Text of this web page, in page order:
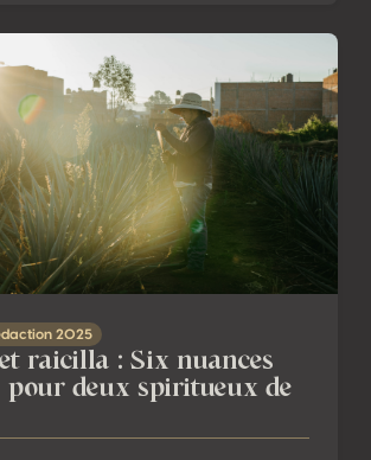
: Six nuances d’agaves pour deux
2025
raicilla : Six nuances
pour deux spiritueux de